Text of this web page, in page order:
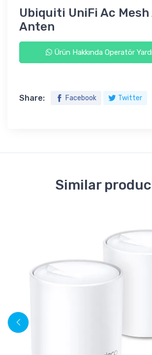
Ubiquiti UniFi Ac Mesh
Anten
Ürün Hakkında Operatör
Share: Facebook Twitter
Similar